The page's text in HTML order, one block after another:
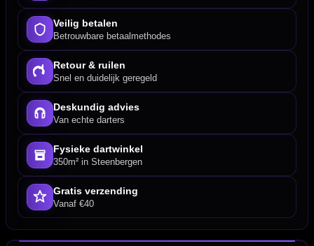
Veilig betalen
Betrouwbare betaalmethodes
Retour & ruilen
Snel en duidelijk geregeld
Deskundig advies
Van echte darters
Fysieke dartwinkel
350m² in Steenbergen
Gratis verzending
Vanaf €40